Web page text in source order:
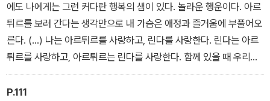
에도 나에게는 그런 커다란 행복의 샘이 있다. 놀라운 행운이다. 아르
튀르를 보러 간다는 생각만으로 내 가슴은 애정과 즐거움에 부풀어오
른다. (…) 나는 아르튀르를 사랑하고, 린다를 사랑한다. 린다는 아르
튀르를 사랑하고, 아르튀르는 린다를 사랑한다. 함께 있을 때 우리는
강하고 아름답다.
P.111